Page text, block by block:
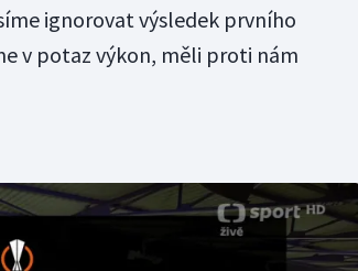
ignorovat výsledek prvního
v potaz výkon, měli proti nám